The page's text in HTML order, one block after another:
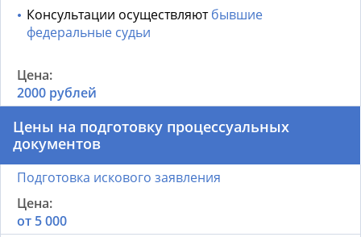
Консультации осуществляютбывшие
федеральные судьи
2000 рублей
Цены на подготовку процессуальных
документов
Подготовка искового заявления
от 5 000